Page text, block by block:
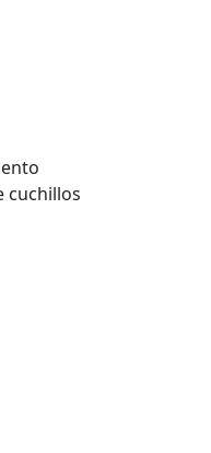
cuchillos